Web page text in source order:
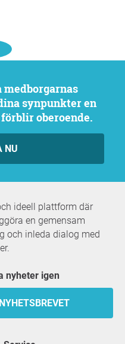
synpunkter en
oberoende.
NU
ideell plattform där
en gemensam
och inleda dialog med
nyheter igen